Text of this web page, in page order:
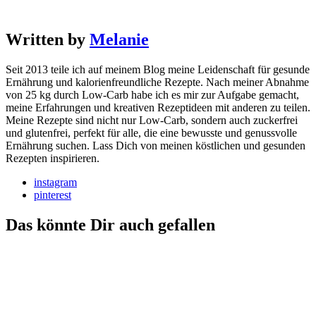
Written by Melanie
Seit 2013 teile ich auf meinem Blog meine Leidenschaft für gesunde
Ernährung und kalorienfreundliche Rezepte. Nach meiner Abnahme
von 25 kg durch Low-Carb habe ich es mir zur Aufgabe gemacht,
meine Erfahrungen und kreativen Rezeptideen mit anderen zu teilen.
Meine Rezepte sind nicht nur Low-Carb, sondern auch zuckerfrei
und glutenfrei, perfekt für alle, die eine bewusste und genussvolle
Ernährung suchen. Lass Dich von meinen köstlichen und gesunden
Rezepten inspirieren.
instagram
pinterest
Das könnte Dir auch gefallen